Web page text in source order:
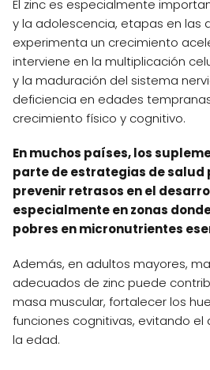
El zinc es especialmente
y la adolescencia, etapas en las
experimenta un crecimiento
interviene en la multiplicación
y la maduración del sistema
deficiencia en edades
crecimiento físico y cognitivo.
En muchos países, los
parte de estrategias de salud
prevenir retrasos en el
especialmente en zonas
pobres en micronutrientes
Además, en adultos mayores,
adecuados de zinc puede
masa muscular, fortalecer los
funciones cognitivas, evitando
la edad.